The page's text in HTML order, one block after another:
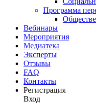
Программа
Вебинары
Мероприятия
Медиатека
Эксперты
Отзывы
FAQ
Контакты
Регистрация
Вход